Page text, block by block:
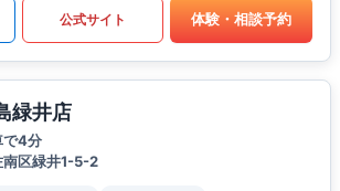
公式サイト 体験・相談予約
緑井店
で4分
南区緑井1-5-2